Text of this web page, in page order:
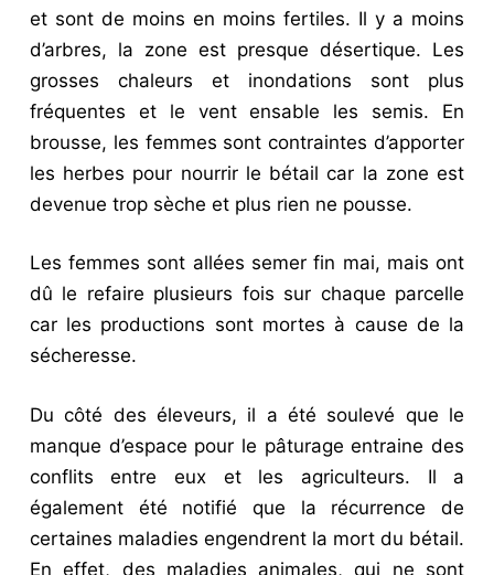
et sont de moins en moins fertiles. Il y a moins
d’arbres, la zone est presque désertique. Les
grosses chaleurs et inondations sont plus
fréquentes et le vent ensable les semis. En
brousse, les femmes sont contraintes d’apporter
les herbes pour nourrir le bétail car la zone est
devenue trop sèche et plus rien ne pousse.
Les femmes sont allées semer fin mai, mais ont
dû le refaire plusieurs fois sur chaque parcelle
car les productions sont mortes à cause de la
sécheresse.
Du côté des éleveurs, il a été soulevé que le
manque d’espace pour le pâturage entraine des
conflits entre eux et les agriculteurs. Il a
également été notifié que la récurrence de
certaines maladies engendrent la mort du bétail.
En effet, des maladies animales, qui ne sont